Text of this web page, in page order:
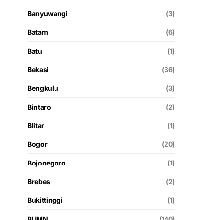
Banyuwangi (3)
Batam (6)
Batu (1)
Bekasi (36)
Bengkulu (3)
Bintaro (2)
Blitar (1)
Bogor (20)
Bojonegoro (1)
Brebes (2)
Bukittinggi (1)